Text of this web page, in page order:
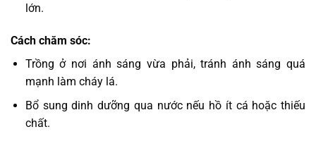
lớn.
Cách chăm sóc:
Trồng ở nơi ánh sáng vừa phải, tránh ánh sáng quá
mạnh làm cháy lá.
Bổ sung dinh dưỡng qua nước nếu hồ ít cá hoặc thiếu
chất.